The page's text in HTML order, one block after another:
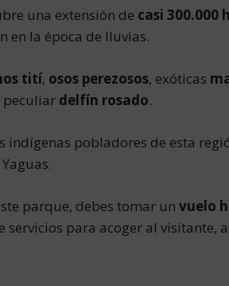
una extensión de casi 300.000
en la época de lluvias.
tití, osos perezosos, exóticas
peculiar delfín rosado.
indígenas pobladores de esta
parque, debes tomar un vuelo
servicios para acoger al